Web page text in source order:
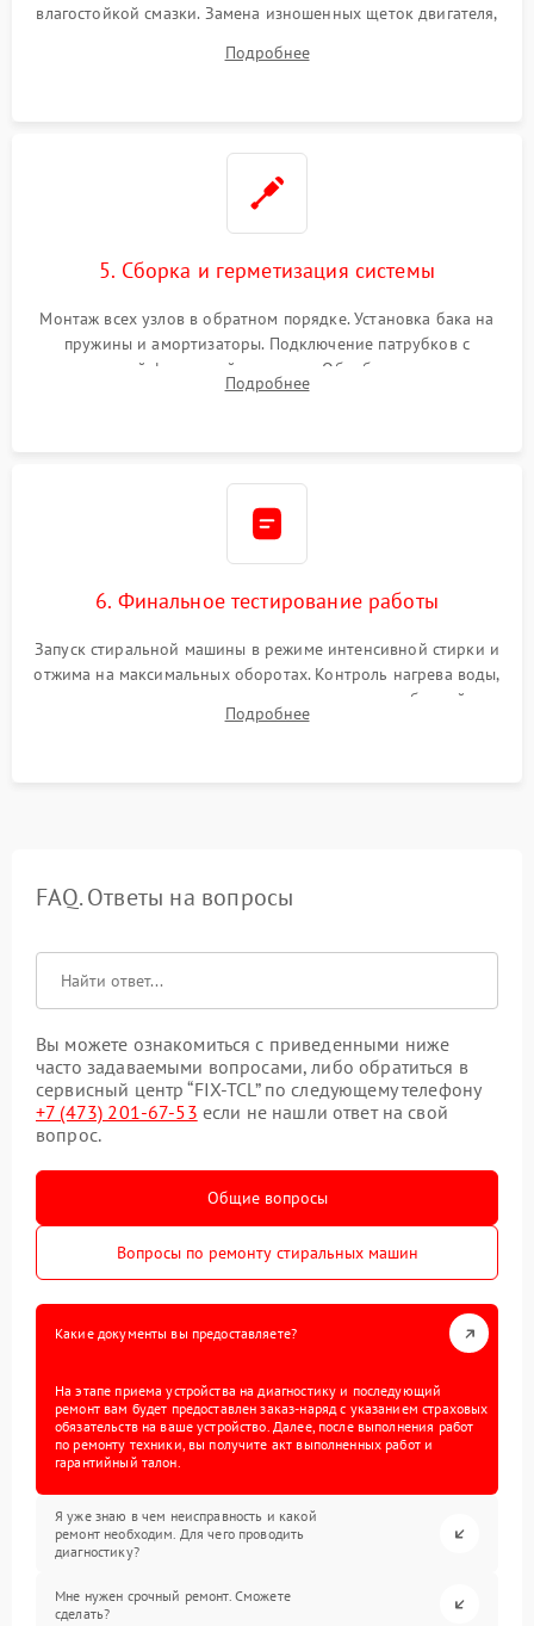
влагостойкой смазки. Замена изношенных щеток двигателя,
или поврежденной резиновой манжеты.
Подробнее
5. Сборка и герметизация системы
Монтаж всех узлов в обратном порядке. Установка бака на
пружины и амортизаторы. Подключение патрубков с
надежной фиксацией хомутами. Обработка стыков
герметиком для предотвращения возможных протечек воды.
Подробнее
6. Финальное тестирование работы
Запуск стиральной машины в режиме интенсивной стирки и
отжима на максимальных оборотах. Контроль нагрева воды,
корректности слива, отсутствия излишних вибраций,
посторонних стуков и протечек под корпусом.
Подробнее
FAQ. Ответы на вопросы
Вы можете ознакомиться с приведенными ниже
часто задаваемыми вопросами, либо обратиться в
сервисный центр “FIX-TCL” по следующему телефону
+7 (473) 201-67-53 если не нашли ответ на свой
вопрос.
Общие вопросы
Вопросы по ремонту стиральных машин
Какие документы вы предоставляете?
На этапе приема устройства на диагностику и последующий
ремонт вам будет предоставлен заказ-наряд с указанием страховых
обязательств на ваше устройство. Далее, после выполнения работ
по ремонту техники, вы получите акт выполненных работ и
гарантийный талон.
Я уже знаю в чем неисправность и какой
ремонт необходим. Для чего проводить
диагностику?
Мне нужен срочный ремонт. Сможете
сделать?